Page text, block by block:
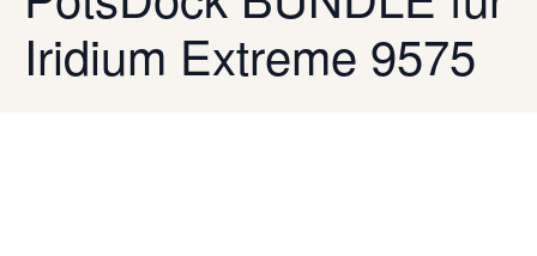
Iridium Extreme 9575